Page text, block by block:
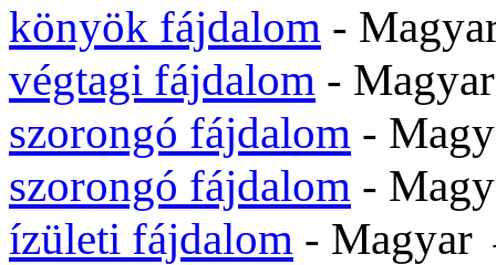
könyök fájdalom -
végtagi fájdalom -
szorongó fájdalom -
szorongó fájdalom -
ízületi fájdalom -